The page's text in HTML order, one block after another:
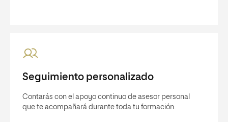
Seguimiento personalizado
Contarás con el apoyo continuo de asesor personal
que te acompañará durante toda tu formación.